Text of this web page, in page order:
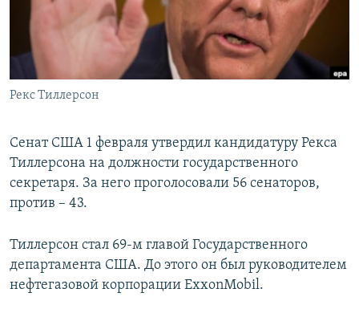
ПОБЕДИТЕЛЕЙ НЕ СУДЯТ?
КРЫМ.НЕПОКОРЕННЫЙ
ELIFBE
УКРАИНСКАЯ ПРОБЛЕМА КРЫМА
ПРИСОЕДИНЯЙТЕСЬ!
Рекс Тиллерсон
Сенат США 1 февраля утвердил кандидатуру Рекса
Тиллерсона на должности государственного
секретаря. За него проголосовали 56 сенаторов,
против – 43.
Тиллерсон стал 69-м главой Государственного
департамента США. До этого он был руководителем
нефтегазовой корпорации ExxonMobil.